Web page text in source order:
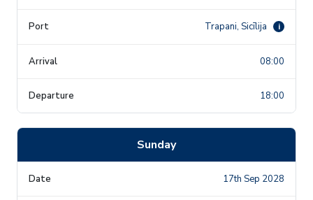
Trapani, Sicīlija i
08:00
18:00
Sunday
17th Sep 2028